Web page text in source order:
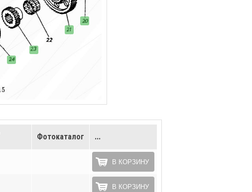
Фотокаталог ...
В КОРЗИНУ
В КОРЗИНУ